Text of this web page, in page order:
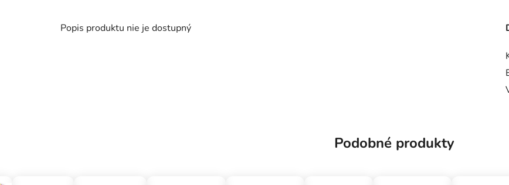
Popis produktu nie je dostupný
Podobné produkty